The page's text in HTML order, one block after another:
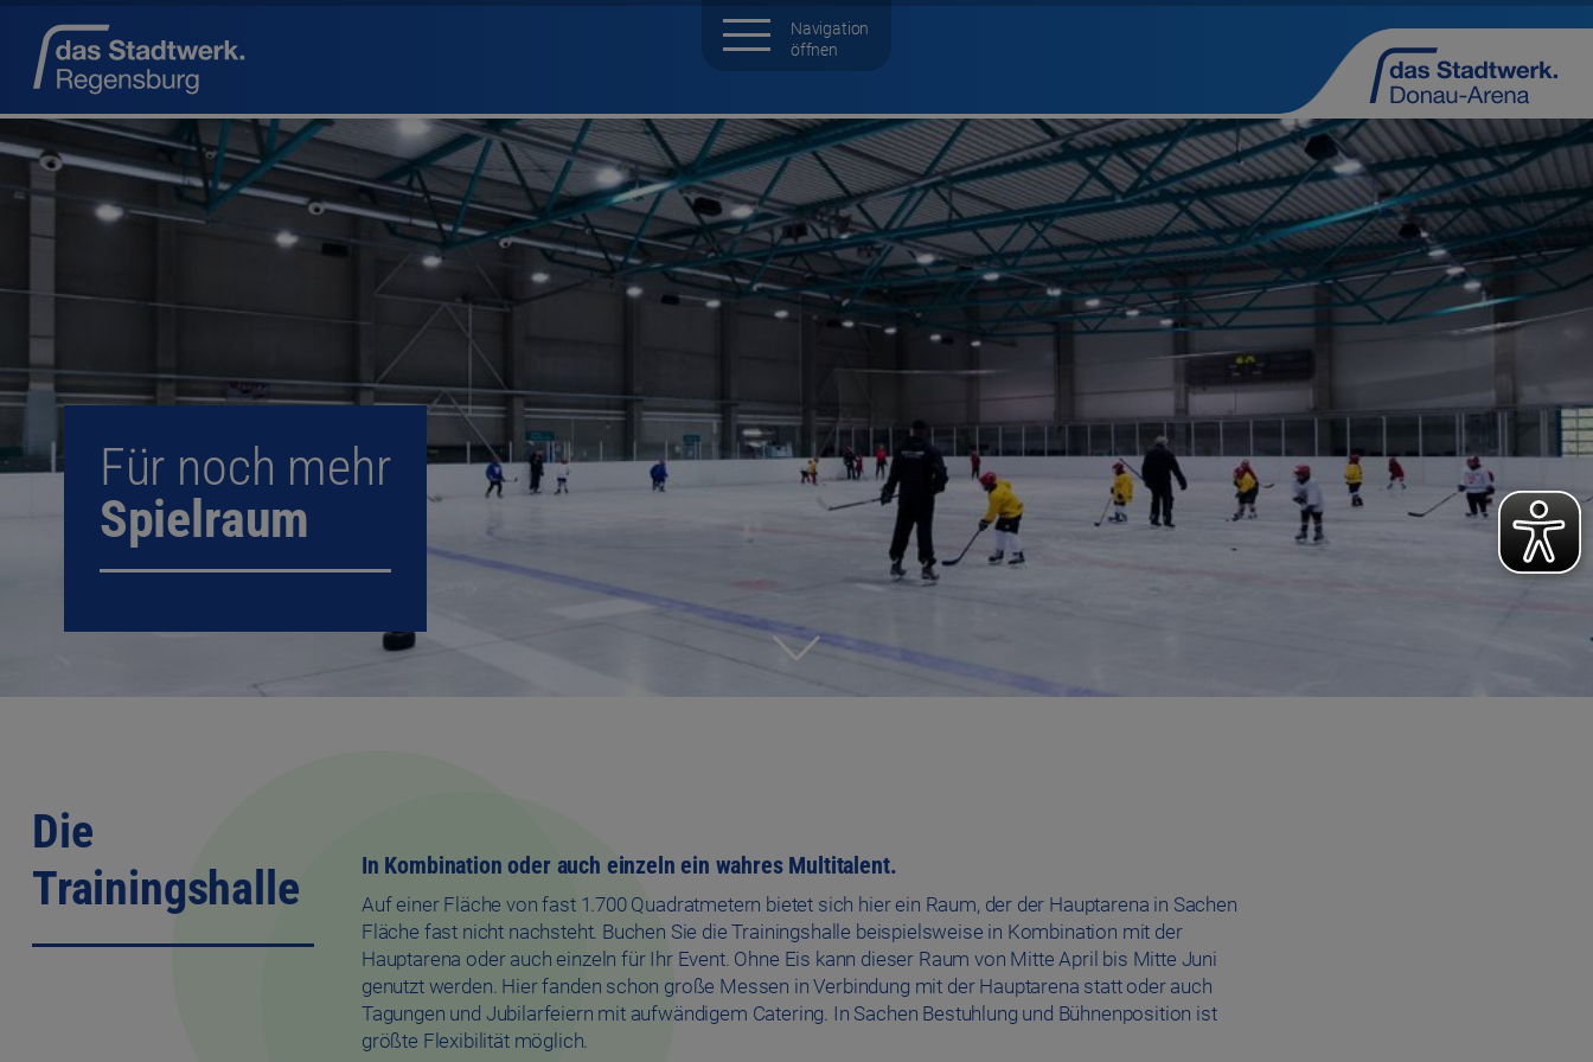
Für noch mehr
Spielraum
Die
Trainingshalle
In Kombination oder auch einzeln ein wahres Multitalent.
Auf einer Fläche von fast 1.700 Quadratmetern bietet sich hier ein Raum, der der Hauptarena in Sachen
Fläche fast nicht nachsteht. Buchen Sie die Trainingshalle beispielsweise in Kombination mit der
Hauptarena oder auch einzeln für Ihr Event. Ohne Eis kann dieser Raum von Mitte April bis Mitte Juni
genutzt werden. Hier fanden schon große Messen in Verbindung mit der Hauptarena statt oder auch
Tagungen und Jubilarfeiern mit aufwändigem Catering. In Sachen Bestuhlung und Bühnenposition ist
größte Flexibilität möglich.